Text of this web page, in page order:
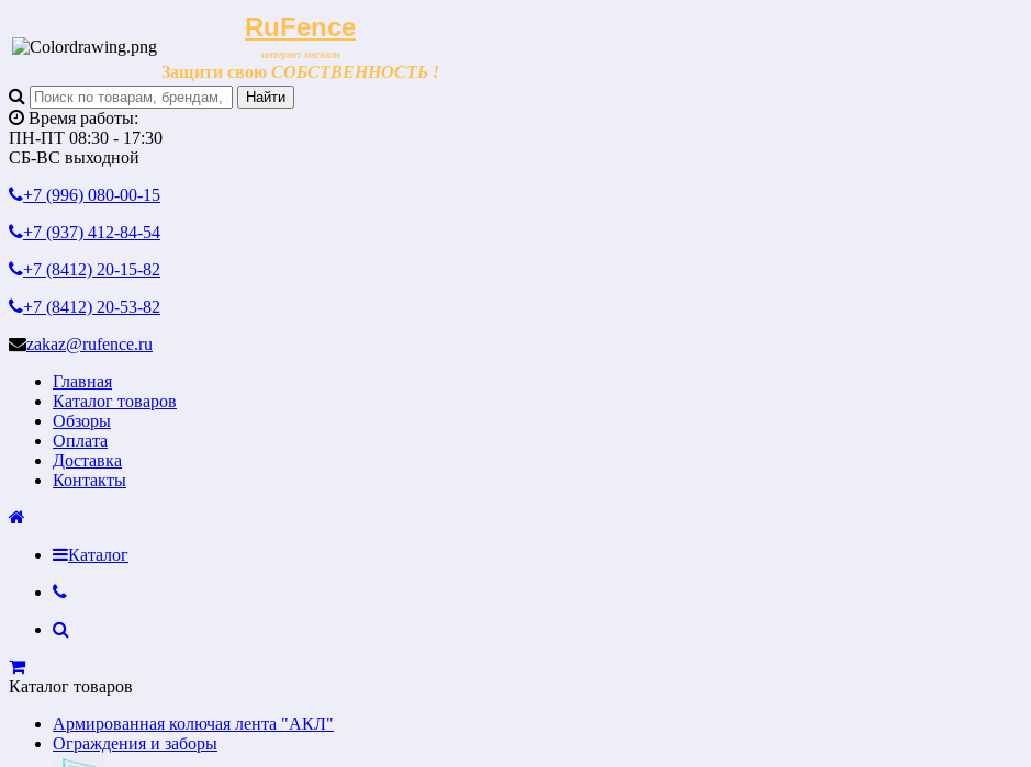
RuFence
интернет магазин
Защити свою СОБСТВЕННОСТЬ !
Время работы:
ПН-ПТ 08:30 - 17:30
СБ-ВС выходной
+7 (996) 080-00-15
+7 (937) 412-84-54
+7 (8412) 20-15-82
+7 (8412) 20-53-82
zakaz@rufence.ru
Главная
Каталог товаров
Обзоры
Оплата
Доставка
Контакты
Каталог
Каталог товаров
Армированная колючая лента "АКЛ"
Ограждения и заборы